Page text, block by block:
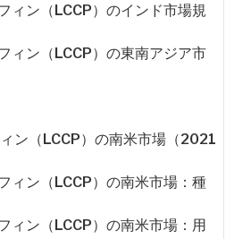
ィン（LCCP）のインド市場規
ィン（LCCP）の東南アジア市
ン（LCCP）の南米市場（2021
ィン（LCCP）の南米市場：種
ィン（LCCP）の南米市場：用